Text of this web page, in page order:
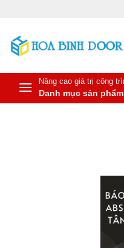
nội
dung
Nâng cao giá trị công
Danh mục sản phẩm